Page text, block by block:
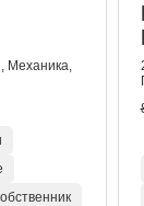
Механика,